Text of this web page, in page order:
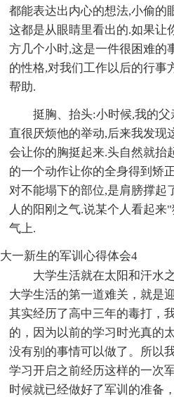
都能表达出内心的想法,小偷的
这都是从眼睛里看出的.如果让
方几个小时,这是一件很困难的
的性格,对我们工作以后的行事
帮助.
挺胸、抬头:小时候,我的
直很厌烦他的举动,后来我发现
会让你的胸挺起来.头自然就抬
的一个动作让你的全身得到矫
对不能塌下的部位,是肩膀撑起
人的阳刚之气.说某个人看起来
气上.
大一新生的军训心得体会4
大学生活就在太阳和汗水
大学生活的第一道难关，就是
其实经历了高中三年的毒打，
的，因为以前的学习时光真的
没有别的事情可以做了。所以
学习开启之前经历这样的一次
时候就已经做好了军训的准备